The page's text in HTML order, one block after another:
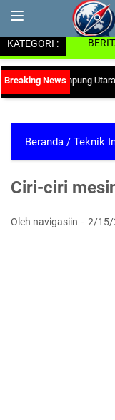
KATEGORI :
Lampung Utara
Beranda / Teknik
Ciri-ciri
Oleh navigasiin 2/15/